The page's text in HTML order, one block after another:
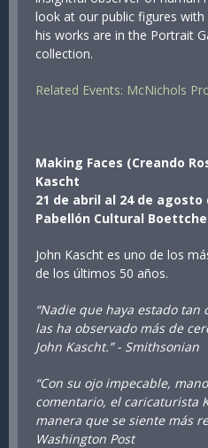
look at our public figures
his works are in the Portrait
collection.
Related Events: McNichols
Making Faces (Creando
Kascht
21 de abril al 24 de agosto
Pabellón Cultural
John Kascht es uno de los
de los últimos 50 años.
“Nadie que haya estado
las ha observado más de
John Kascht.” - Smithsonian
“Con su ojo impecable,
comentario, el caricaturista
manera que se siente más
Washington Post